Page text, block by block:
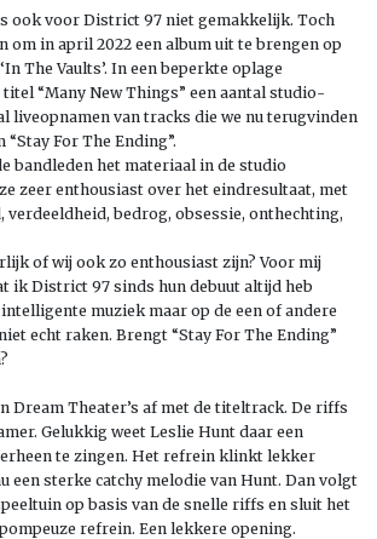
ook voor District 97 niet gemakkelijk. Toch
om in april 2022 een album uit te brengen op
The Vaults’. In een beperkte oplage
“Many New Things” een aantal studio-
liveopnamen van tracks die we nu terugvinden
For The Ending”.
bandleden het materiaal in de studio
zeer enthousiast over het eindresultaat, met
verdeeldheid, bedrog, obsessie, onthechting,
of wij ook zo enthousiast zijn? Voor mij
ik District 97 sinds hun debuut altijd heb
muziek maar op de een of andere
echt raken. Brengt “Stay For The Ending”
Dream Theater’s af met de titeltrack. De riffs
Gelukkig weet Leslie Hunt daar een
te zingen. Het refrein klinkt lekker
een sterke catchy melodie van Hunt. Dan volgt
op basis van de snelle riffs en sluit het
refrein. Een lekkere opening.